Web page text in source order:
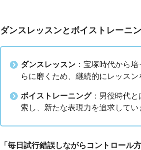
ダンスレッスンとボイストレーニ
ダンスレッスン ：宝塚時代から
らに磨くため、継続的にレッスン
ボイストレーニング：男役時代と
索し、新たな表現力を追求してい
「毎日試行錯誤しながらコントロール